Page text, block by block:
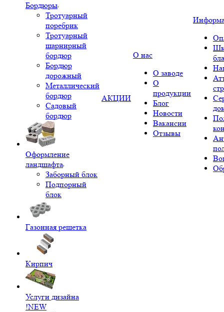
Бордюры
Тротуарный
поребрик
Тротуарный
шарнирный
бордюр
Бордюр
дорожный
Металлический
бордюр
Садовый
бордюр
Оформление
ландшафта
Заборный блок
Подпорный
блок
Газонная решетка
Кирпич
Услуги дизайна
!NEW
АКЦИИ
О нас
О заводе
О
продукции
Блог
Новости
Вакансии
Отзывы